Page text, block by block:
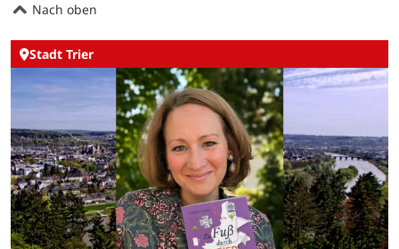
Nach oben
Stadt Trier